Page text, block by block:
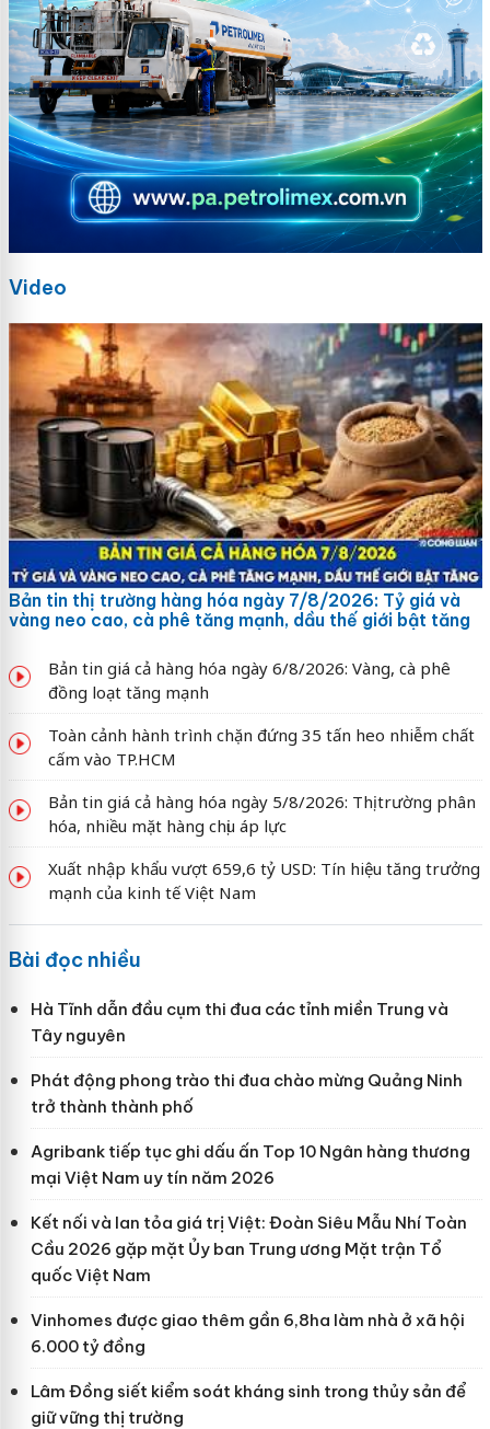
Video
Bản tin thị trường hàng hóa ngày 7/8/2026: Tỷ giá và
vàng neo cao, cà phê tăng mạnh, dầu thế giới bật tăng
Bản tin giá cả hàng hóa ngày 6/8/2026: Vàng, cà phê
đồng loạt tăng mạnh
Toàn cảnh hành trình chặn đứng 35 tấn heo nhiễm chất
cấm vào TP.HCM
Bản tin giá cả hàng hóa ngày 5/8/2026: Thị trường phân
hóa, nhiều mặt hàng chịu áp lực
Xuất nhập khẩu vượt 659,6 tỷ USD: Tín hiệu tăng trưởng
mạnh của kinh tế Việt Nam
Bài đọc nhiều
Hà Tĩnh dẫn đầu cụm thi đua các tỉnh miền Trung và
Tây nguyên
Phát động phong trào thi đua chào mừng Quảng Ninh
trở thành thành phố
Agribank tiếp tục ghi dấu ấn Top 10 Ngân hàng thương
mại Việt Nam uy tín năm 2026
Kết nối và lan tỏa giá trị Việt: Đoàn Siêu Mẫu Nhí Toàn
Cầu 2026 gặp mặt Ủy ban Trung ương Mặt trận Tổ
quốc Việt Nam
Vinhomes được giao thêm gần 6,8ha làm nhà ở xã hội
6.000 tỷ đồng
Lâm Đồng siết kiểm soát kháng sinh trong thủy sản để
giữ vững thị trường